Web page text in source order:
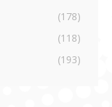
(178)
(118)
(193)